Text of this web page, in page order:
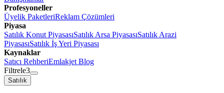
Profesyoneller
Üyelik PaketleriReklam Çözümleri
Piyasa
Satılık Konut PiyasasıSatılık Arsa PiyasasıSatılık Arazi
PiyasasıSatılık İş Yeri Piyasası
Kaynaklar
Satıcı RehberiEmlakjet Blog
Filtrele3
Satılık